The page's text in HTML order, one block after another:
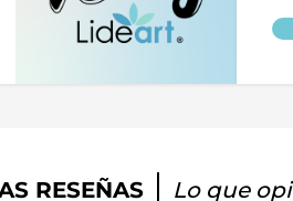
RESEÑAS Lo que